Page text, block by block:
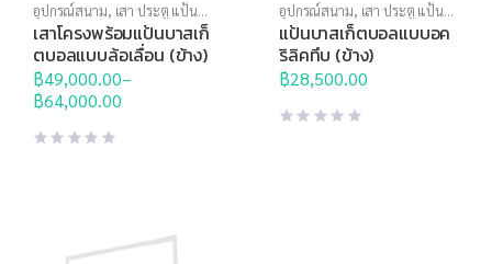
อุปกรณ์สนาม, เสา ประตู แป้น
บาส
เสาโครงพร้อมแป้นบาสเก็
ตบอลแบบล้อเลื่อน (ข้าง)
฿49,000.00–
฿64,000.00
Price
range:
฿49,000.00
อุปกรณ์สนาม, เสา ประตู แป้น
บาส
แป้นบาสเก็ตบอลแบบอค
ริลิคทึบ (ข้าง)
฿28,500.00